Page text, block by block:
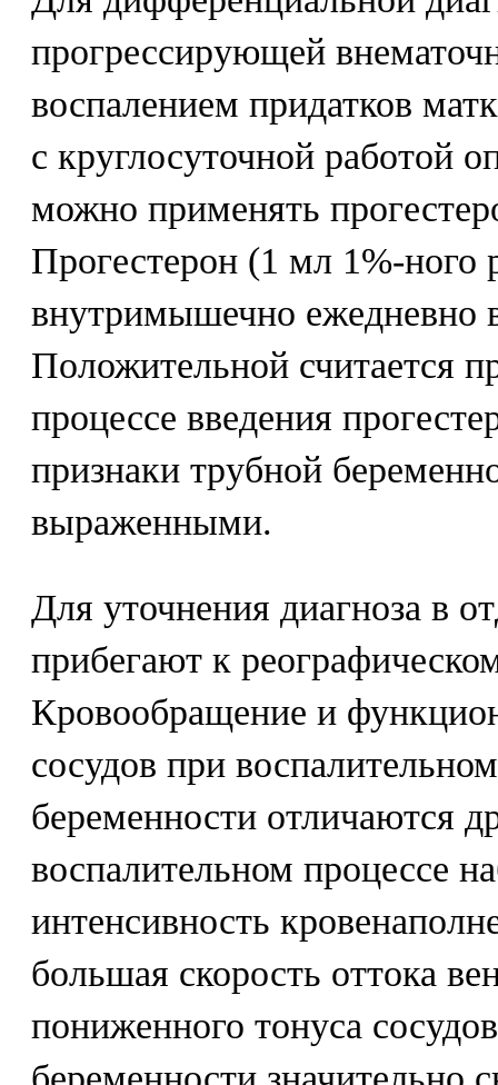
прогрессирующей
воспалением придатков
с круглосуточной работой
можно применять
Прогестерон (1 мл 1%-ного
внутримышечно ежедневно
Положительной считается
процессе введения
признаки трубной
выраженными.
Для уточнения диагноза в
прибегают к
Кровообращение и
сосудов при
беременности отличаются
воспалительном процессе
интенсивность
большая скорость оттока
пониженного тонуса